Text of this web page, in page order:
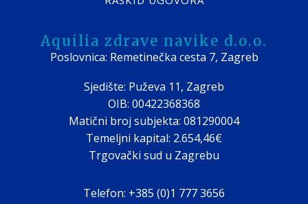
Aquilia zdrave navike d.o.o.
Poslovnica: Remetinečka cesta 7, Zagreb
Sjedište: Puževa 11, Zagreb
OIB: 00422368368
Matični broj subjekta: 081290004
Temeljni kapital: 2.654,46€
Trgovački sud u Zagrebu
Telefon: +385 (0)1 777 3656